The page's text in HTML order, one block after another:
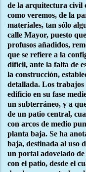
de la arquitectura civil
como veremos, de la
materiales, tan sólo
calle Mayor, puesto
profusos añadidos,
que se refiere a la
difícil, ante la falta de
la construcción,
detallada. Los
edificio en su fase
un subterráneo, y a
de un patio central,
con arcos de medio
planta baja. Se ha
baja, destinada al uso
un portal adovelado
con el patio, desde el